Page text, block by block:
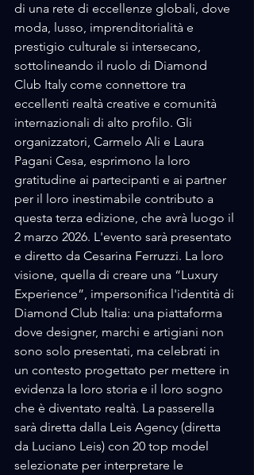
di una rete di eccellenze globali, dove
moda, lusso, imprenditorialità e
prestigio culturale si intersecano,
sottolineando il ruolo di Diamond
Club Italy come connettore tra
eccellenti realtà creative e comunità
internazionali di alto profilo. Gli
organizzatori, Carmelo Ali e Laura
Pagani Cesa, esprimono la loro
gratitudine ai partecipanti e ai partner
per il loro inestimabile contributo a
questa terza edizione, che avrà luogo il
2 marzo 2026. L'evento sarà presentato
e diretto da Cesarina Ferruzzi. La loro
visione, quella di creare una “Luxury
Experience”, impersonifica l'identità di
Diamond Club Italia: una piattaforma
dove designer, marchi e artigiani non
sono solo presentati, ma celebrati in
un contesto progettato per mettere in
evidenza la loro storia e il loro sogno
che è diventato realtà. La passerella
sarà diretta dalla Leis Agency (diretta
da Luciano Leis) con 20 top model
selezionate per interpretare le